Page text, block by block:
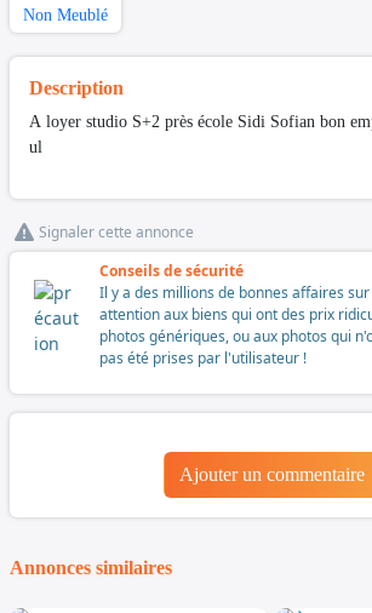
Non Meublé
Description
A loyer studio S+2 près école Sidi Sofian bon
ul
Signaler cette annonce
Conseils de sécurité
Il y a des millions de bonnes affaires
attention aux biens qui ont des prix
photos génériques, ou aux photos qui
pas été prises par l'utilisateur !
Ajouter un commentaire
Annonces similaires